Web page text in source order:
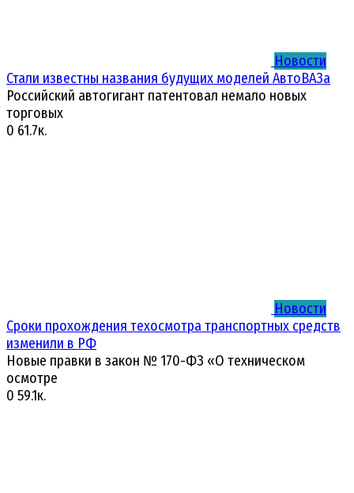
Новости
Стали известны названия будущих моделей АвтоВАЗа
Российский автогигант патентовал немало новых
торговых
0 61.7к.
Новости
Сроки прохождения техосмотра транспортных средств
изменили в РФ
Новые правки в закон № 170-ФЗ «О техническом
осмотре
0 59.1к.